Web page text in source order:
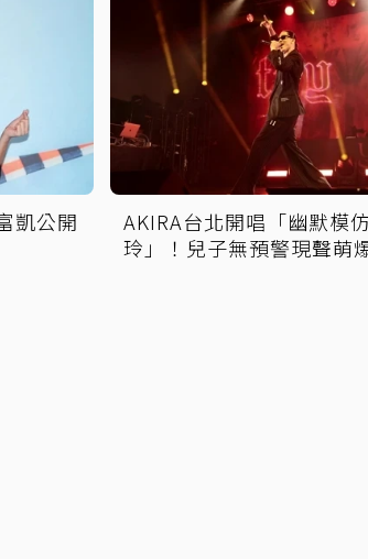
凱公開
AKIRA台北開唱「幽默模
玲」！兒子無預警現聲萌